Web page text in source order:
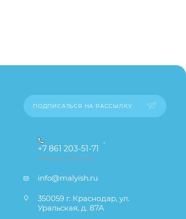
ПОДПИСАТЬСЯ НА РАССЫЛКУ
+7 861 203-51-71
ЗАКАЗАТЬ ЗВОНОК
info@malyish.ru
350059 г. Краснодар, ул.
Уральская, д. 87А